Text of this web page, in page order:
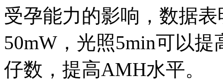
受孕能力的影响，数据
50mW，光照5min可以
仔数，提高AMH水平。